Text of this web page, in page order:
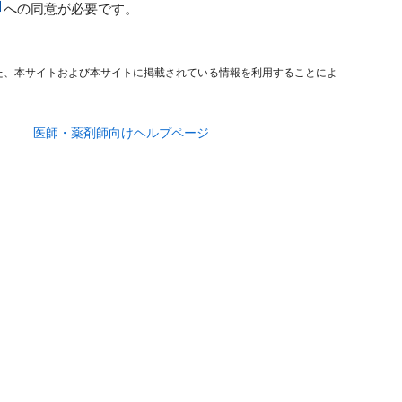
への同意が必要です。
本サイトおよび本サイトに掲載されている情報を利用することによ
医師・薬剤師向けヘルプページ